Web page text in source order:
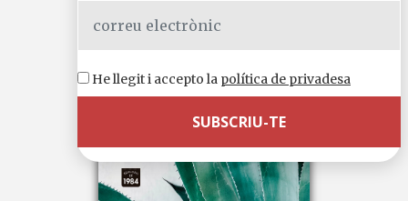
He llegit i accepto la política de privadesa